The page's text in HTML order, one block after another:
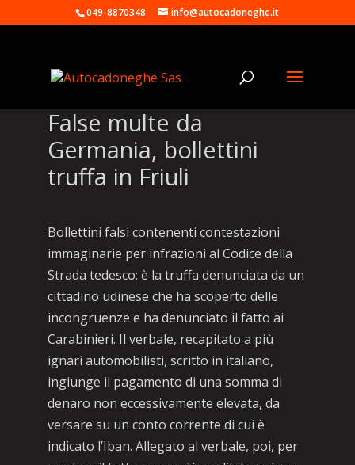
049-8870348 info@autocadoneghe.it
False multe da
Germania, bollettini
truffa in Friuli
Bollettini falsi contenenti contestazioni
immaginarie per infrazioni al Codice della
Strada tedesco: è la truffa denunciata da un
cittadino udinese che ha scoperto delle
incongruenze e ha denunciato il fatto ai
Carabinieri. Il verbale, recapitato a più
ignari automobilisti, scritto in italiano,
ingiunge il pagamento di una somma di
denaro non eccessivamente elevata, da
versare su un conto corrente di cui è
indicato l’Iban. Allegato al verbale, poi, per